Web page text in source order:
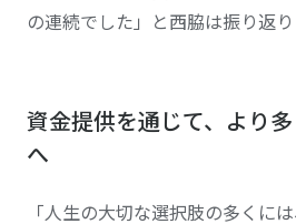
の連続でした」と西脇は振り返り
資金提供を通じて、より
へ
「人生の大切な選択肢の多くに